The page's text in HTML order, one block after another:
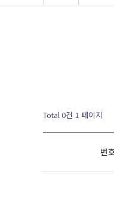
Total 0건 1 페이지
번